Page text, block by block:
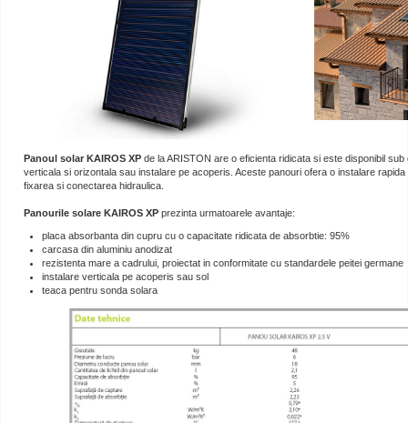
Panoul solar KAIROS XP de la ARISTON are o eficienta ridicata si este disponibil
verticala si orizontala sau instalare pe acoperis. Aceste panouri ofera o instalare
fixarea si conectarea hidraulica.
Panourile solare KAIROS XP prezinta urmatoarele avantaje:
placa absorbanta din cupru cu o capacitate ridicata de absorbtie: 95%
carcasa din aluminiu anodizat
rezistenta mare a cadrului, proiectat in conformitate cu standardele peitei germane
instalare verticala pe acoperis sau sol
teaca pentru sonda solara